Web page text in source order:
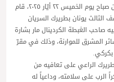
في تمام الساعة الحادية عشرة من صباح يوم الخميس ٢٢ أيّار ٢٠٢٥، قام
الثالث يونان بطريرك السريان
صاحب الغبطة الكردينال مار بشارة
المشرق للموارنة، وذلك في مقرّ
الراعي على تعافيه من
الرب على سلامته، وداعياً له